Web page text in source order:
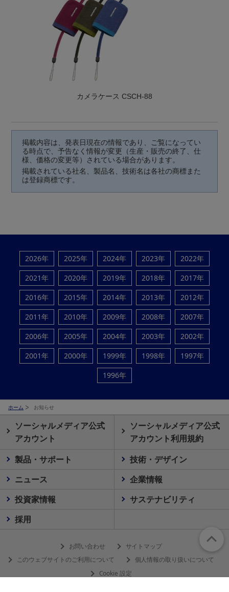
カメラケース CSCH-88
掲載内容は、発表日現在の情報であり、ご覧になってい
る時点で、予告なく情報が変更（生産・販売の終了、仕
様、価格の変更等）されている場合があります。
掲載されている社名、製品名、技術名は各社の商標また
は登録商標です。
2026年 2025年 2024年 2023年
2022年
2021年
2020年 2019年 2018年
2017年
2016年
2015年 2014年 2013年
2012年
2011年
2010年 2009年 2008年
2007年
2006年
2005年 2004年 2003年
2002年
2001年
2000年 1999年 1998年
1997年
1996年
ホーム お知らせ
ソーシャルメディア公式
アカウント
ソーシャルメディア公式
アカウント利用規約
製品・サポート
技術・デザイン
ニュース
企業情報
投資家情報
サステナビリティ
採用
お問い合わせ
サイトマップ
このウェブサイトのご利用について
個人情報の取り扱いについて
Cookie 設定